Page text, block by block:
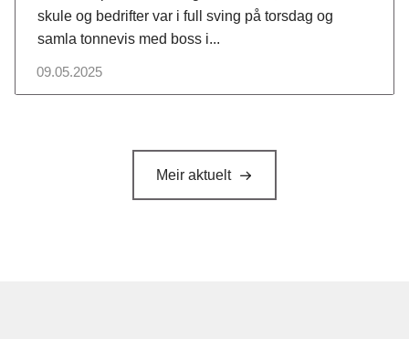
09.05.2025
skule og bedrifter var i full sving på torsdag og
samla tonnevis med boss i...
Meir aktuelt